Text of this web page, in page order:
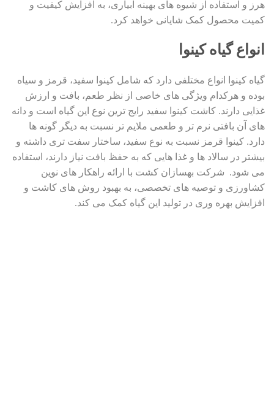
هرز و استفاده از شیوه های بهینه آبیاری، به افزایش کیفیت و
کمیت محصول کمک شایانی خواهد کرد.
انواع گیاه کینوا
گیاه کینوا انواع مختلفی دارد که شامل کینوا سفید، قرمز و سیاه
بوده و هرکدام ویژگی های خاصی از نظر طعم، بافت و ارزش
غذایی دارند. کاشت کینوا سفید رایج ترین نوع این گیاه است و دانه
های آن بافتی نرم تر و طعمی ملایم تر نسبت به دیگر گونه ها
دارد. کینوا قرمز نسبت به نوع سفید، ساختار سفت تری داشته و
بیشتر در سالاد ها و غذا هایی که به حفظ بافت نیاز دارند، استفاده
می شود. شرکت بهسازان کشت با ارائه راهکار های نوین
کشاورزی و توصیه های تخصصی، به بهبود روش های کاشت و
افزایش بهره وری در تولید این گیاه کمک می کند.